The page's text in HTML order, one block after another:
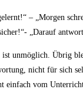
– „Morgen
„Darauf
unmöglich. Übrig
nicht für sich
vom